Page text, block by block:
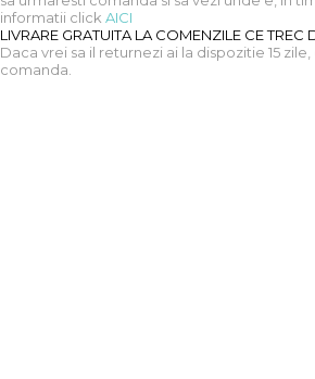
informatii click AICI
LIVRARE GRATUITA LA COMENZILE CE TREC
Daca vrei sa il returnezi ai la dispozitie 15
comanda.